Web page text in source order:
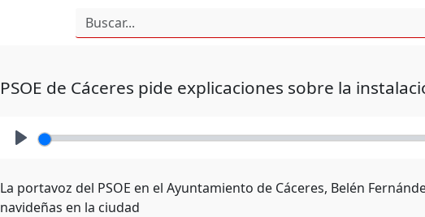
PSOE de Cáceres pide explicaciones sobre la
La portavoz del PSOE en el Ayuntamiento de Cáceres, Belén
navideñas en la ciudad